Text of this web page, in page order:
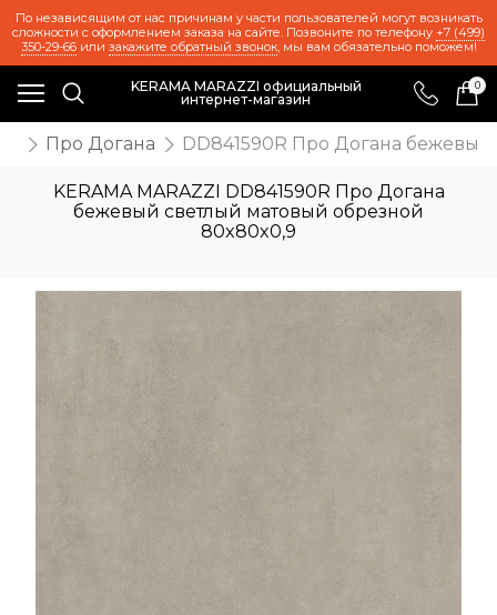
По независящим от нас причинам у части пользователей могут возникать
сложности с оформлением заказа на сайте. Позвоните по телефону +7 (499)
350-29-66или закажите обратный звонок, мы вам обязательно поможем!
KERAMA MARAZZI официальный
интернет-магазин
0
Про Догана DD841590R Про Догана
KERAMA MARAZZI DD841590R Про Догана
бежевый светлый матовый обрезной
80x80x0,9